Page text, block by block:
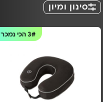
סינון ומיון
3#הכי נמכר